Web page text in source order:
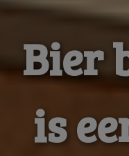
Bier
is